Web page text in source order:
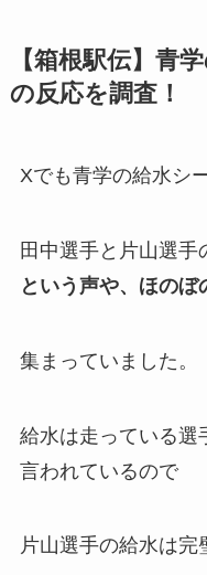
【箱根駅伝】青
の反応を調査！
Xでも青学の給水シ
田中選手と片山選手
という声や、ほのぼ
集まっていました。
給水は走っている選
言われているので
片山選手の給水は完